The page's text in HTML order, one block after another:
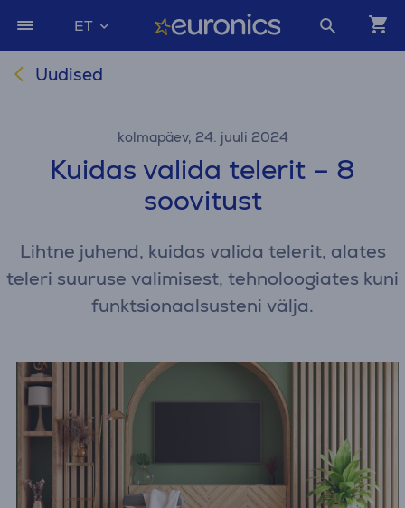
ET
Uudised
kolmapäev, 24. juuli 2024
Kuidas valida telerit – 8
soovitust
Lihtne juhend, kuidas valida telerit, alates
teleri suuruse valimisest, tehnoloogiates kuni
funktsionaalsusteni välja.